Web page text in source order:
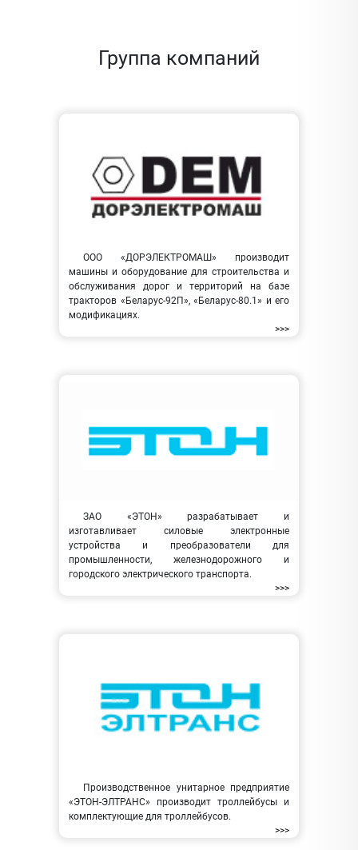
Группа компаний
ООО «ДОРЭЛЕКТРОМАШ» производит
машины и оборудование для строительства и
обслуживания дорог и территорий на базе
тракторов «Беларус-92П», «Беларус-80.1» и его
модификациях.
>>>
ЗАО «ЭТОН» разрабатывает и
изготавливает силовые электронные
устройства и преобразователи для
промышленности, железнодорожного и
городского электрического транспорта.
>>>
Производственное унитарное предприятие
«ЭТОН-ЭЛТРАНС» производит троллейбусы и
комплектующие для троллейбусов.
>>>